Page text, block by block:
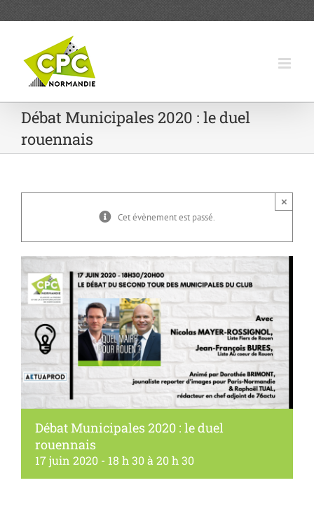
Débat Municipales 2020 : le duel
rouennais
Cet évènement est passé.
×
Débat Municipales 2020 : le duel
rouennais
17 juin 2020 - 18 h 30à 20 h 30